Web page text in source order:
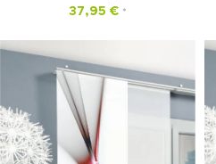
37,95 € *